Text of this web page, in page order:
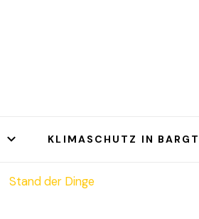
KLIMASCHUTZ IN
Stand der Dinge